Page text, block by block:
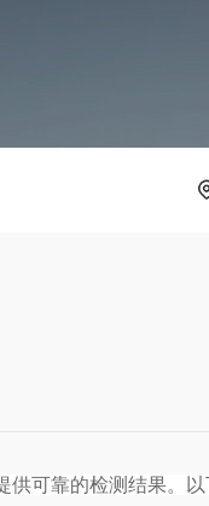
可靠的检测结果。以